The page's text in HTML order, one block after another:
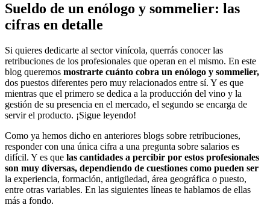
Sueldo de un enólogo y sommelier: las
cifras en detalle
Si quieres dedicarte al sector vinícola, querrás conocer las
retribuciones de los profesionales que operan en el mismo. En este
blog queremos mostrarte cuánto cobra un enólogo y sommelier,
dos puestos diferentes pero muy relacionados entre sí. Y es que
mientras que el primero se dedica a la producción del vino y la
gestión de su presencia en el mercado, el segundo se encarga de
servir el producto. ¡Sigue leyendo!
Como ya hemos dicho en anteriores blogs sobre retribuciones,
responder con una única cifra a una pregunta sobre salarios es
difícil. Y es que las cantidades a percibir por estos profesionales
son muy diversas, dependiendo de cuestiones como pueden ser
la experiencia, formación, antigüedad, área geográfica o puesto,
entre otras variables. En las siguientes líneas te hablamos de ellas
más a fondo.